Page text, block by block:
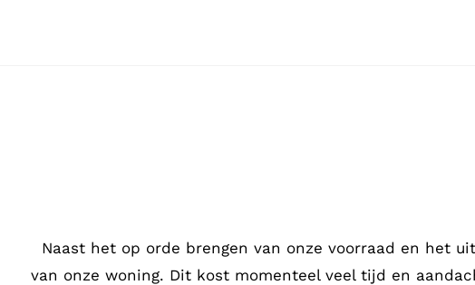
Naast het op orde brengen van onze voorraad en het
van onze woning. Dit kost momenteel veel tijd en